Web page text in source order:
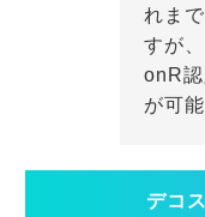
れま
すが
onR
が可
デコ